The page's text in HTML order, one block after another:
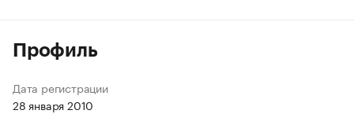
Профиль
Дата регистрации
28 января 2010